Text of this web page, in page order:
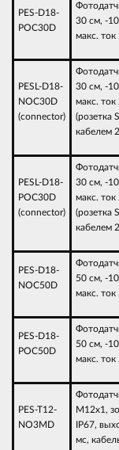
PES-D18-
POC30D
30 см, -
макс.
PESL-D18-
NOC30D
(connector)
30 см, -
макс.
(розетка
кабелем
PESL-D18-
POC30D
(connector)
30 см, -
макс.
(розетка
кабелем
PES-D18-
NOC50D
50 см, -
макс.
PES-D18-
POC50D
50 см, -
макс.
PES-T12-
NO3MD
М12х1,
IP67,
мс,